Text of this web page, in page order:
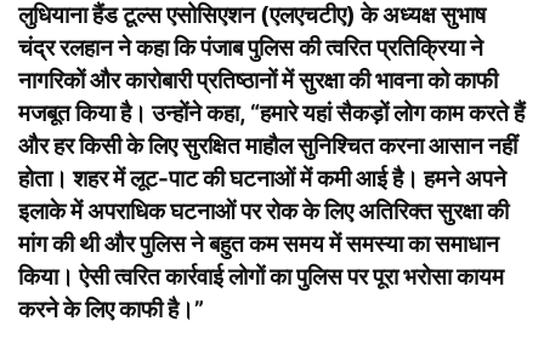
लुधियाना हैंड टूल्स एसोसिएशन (एलएचटीए) के अध्यक्ष सुभाष
चंद्र रलहान ने कहा कि पंजाब पुलिस की त्वरित प्रतिक्रिया ने
नागरिकों और कारोबारी प्रतिष्ठानों में सुरक्षा की भावना को काफी
मजबूत किया है। उन्होंने कहा, “हमारे यहां सैकड़ों लोग काम करते हैं
और हर किसी के लिए सुरक्षित माहौल सुनिश्चित करना आसान नहीं
होता। शहर में लूट-पाट की घटनाओं में कमी आई है। हमने अपने
इलाके में अपराधिक घटनाओं पर रोक के लिए अतिरिक्त सुरक्षा की
मांग की थी और पुलिस ने बहुत कम समय में समस्या का समाधान
किया। ऐसी त्वरित कार्रवाई लोगों का पुलिस पर पूरा भरोसा कायम
करने के लिए काफी है।”